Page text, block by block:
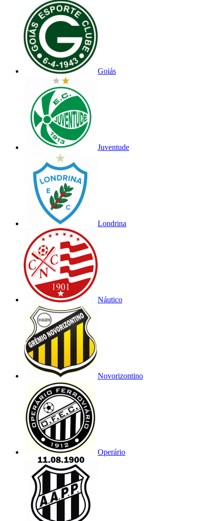
Goiás
Juventude
Londrina
Náutico
Novorizontino
Operário